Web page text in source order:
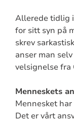
Allerede tidlig
for sitt syn på
skrev
anser man
velsignelse fra
Menneskets
Mennesket
Det er vårt